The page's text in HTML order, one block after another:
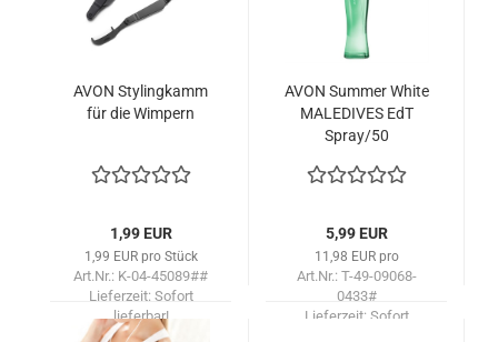
AVON Sty­ling­kamm
für die Wim­pern
1,99 EUR
1,99 EUR pro Stück
Art.Nr.: K-04-45089##
Lieferzeit: Sofort
lieferbar!
AVON Sum­mer White
MA­LE­DI­VES EdT
Spray/50
5,99 EUR
11,98 EUR pro
Art.Nr.: T-49-09068-
0433#
Lieferzeit: Sofort